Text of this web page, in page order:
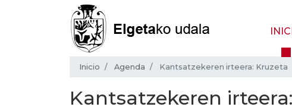
Inicio Agenda Kantsatzekeren irteera: Kruzeta
Kantsatzekeren